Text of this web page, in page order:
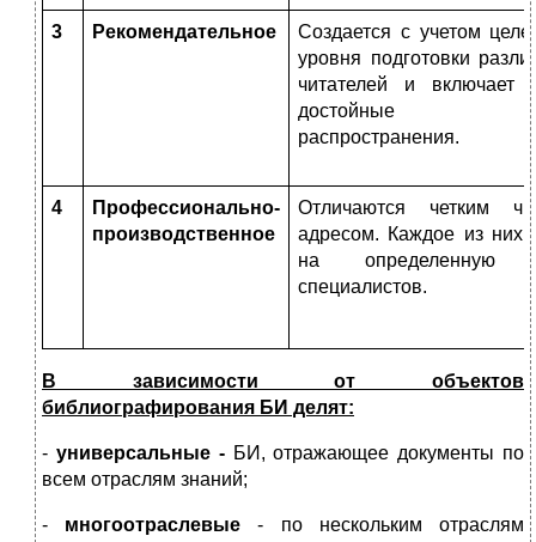
3 Рекомендательное
Создается с учетом
уровня подготовки
читателей и включает
достойные
распространения.
4
Профессионально-
производственное
Отличаются четким
адресом. Каждое из них
на определенную
специалистов.
В зависимости от объектов
библиографирования БИ делят:
- универсальные -БИ, отражающее документы по
всем отраслям знаний;
- многоотраслевые - по нескольким отраслям